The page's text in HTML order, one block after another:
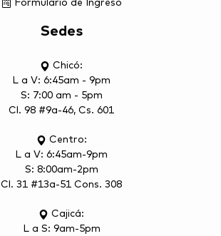
Sedes
Chicó:
L a V: 6:45am - 9pm
S: 7:00 am - 5pm
Cl. 98 #9a-46, Cs. 601
Centro:
L a V: 6:45am-9pm
S: 8:00am-2pm
Cl. 31 #13a-51 Cons. 308
Cajicá:
L a S: 9am-5pm